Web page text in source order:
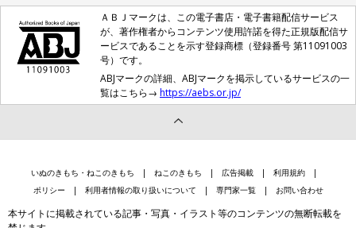
ＡＢＪマークは、この電子書店・電子書籍配信サービス
が、著作権者からコンテンツ使用許諾を得た正規版配信サ
ービスであることを示す登録商標（登録番号 第11091003
号）です。
ABJマークの詳細、ABJマークを掲示しているサービスの一
覧はこちら→ https://aebs.or.jp/
いぬのきもち・ねこのきもち ねこのきもち 広告掲載
利用規約
ポリシー
利用者情報の取り扱いについて 専門家一覧 お問い合わせ
本サイトに掲載されている記事・写真・イラスト等のコンテンツの無断転載を